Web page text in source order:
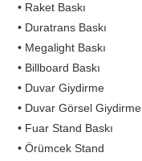
• Raket Baskı
• Duratrans Baskı
• Megalight Baskı
• Billboard Baskı
• Duvar Giydirme
• Duvar Görsel Giydirme
• Fuar Stand Baskı
• Örümcek Stand